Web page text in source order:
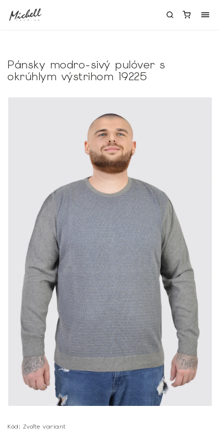
Pánsky modro-sivý pulóver s
okrúhlym výstrihom 19225
Kód: Zvoľte variant